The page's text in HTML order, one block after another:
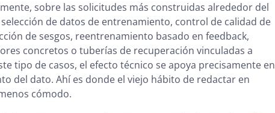
sobre las solicitudes más construidas alrededor del
de datos de entrenamiento, control de calidad de
de sesgos, reentrenamiento basado en feedback,
concretos o tuberías de recuperación vinculadas a
tipo de casos, el efecto técnico se apoya precisamente en
del dato. Ahí es donde el viejo hábito de redactar en
cómodo.